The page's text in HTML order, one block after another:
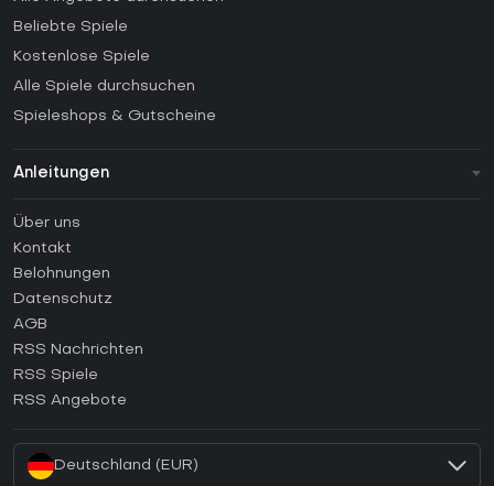
Beliebte Spiele
Kostenlose Spiele
Alle Spiele durchsuchen
Spieleshops & Gutscheine
Anleitungen
Anleitungen
Wie aktiviert man einen Steam CD Key?
Wie aktiviert man einen Epic Games CD Key?
Wie aktiviert man einen GOG CD Key?
Wie aktiviert man einen Ubisoft Connect CD Key?
Wie aktiviert man einen EA App CD Key?
Über uns
Kontakt
Belohnungen
Datenschutz
AGB
RSS Nachrichten
RSS Spiele
RSS Angebote
Deutschland (EUR)